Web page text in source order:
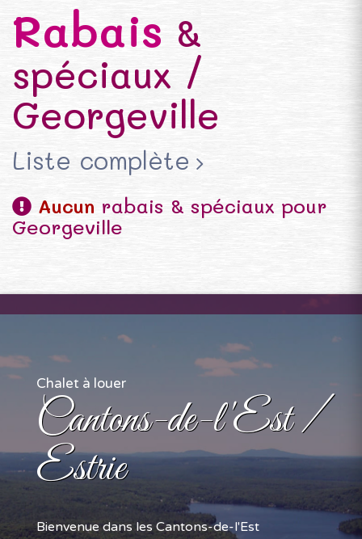
Rabais &
spéciaux /
Georgeville
Liste complète
Aucun rabais & spéciaux pour
Georgeville
Chalet à louer
Cantons-de-l'Est /
Estrie
Bienvenue dans les Cantons-de-l'Est